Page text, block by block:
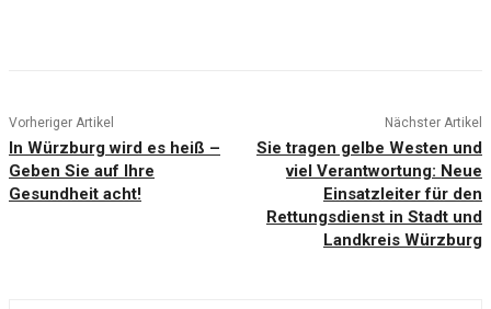
Vorheriger Artikel
In Würzburg wird es heiß –
Geben Sie auf Ihre
Gesundheit acht!
Nächster Artikel
Sie tragen gelbe Westen und
viel Verantwortung: Neue
Einsatzleiter für den
Rettungsdienst in Stadt und
Landkreis Würzburg